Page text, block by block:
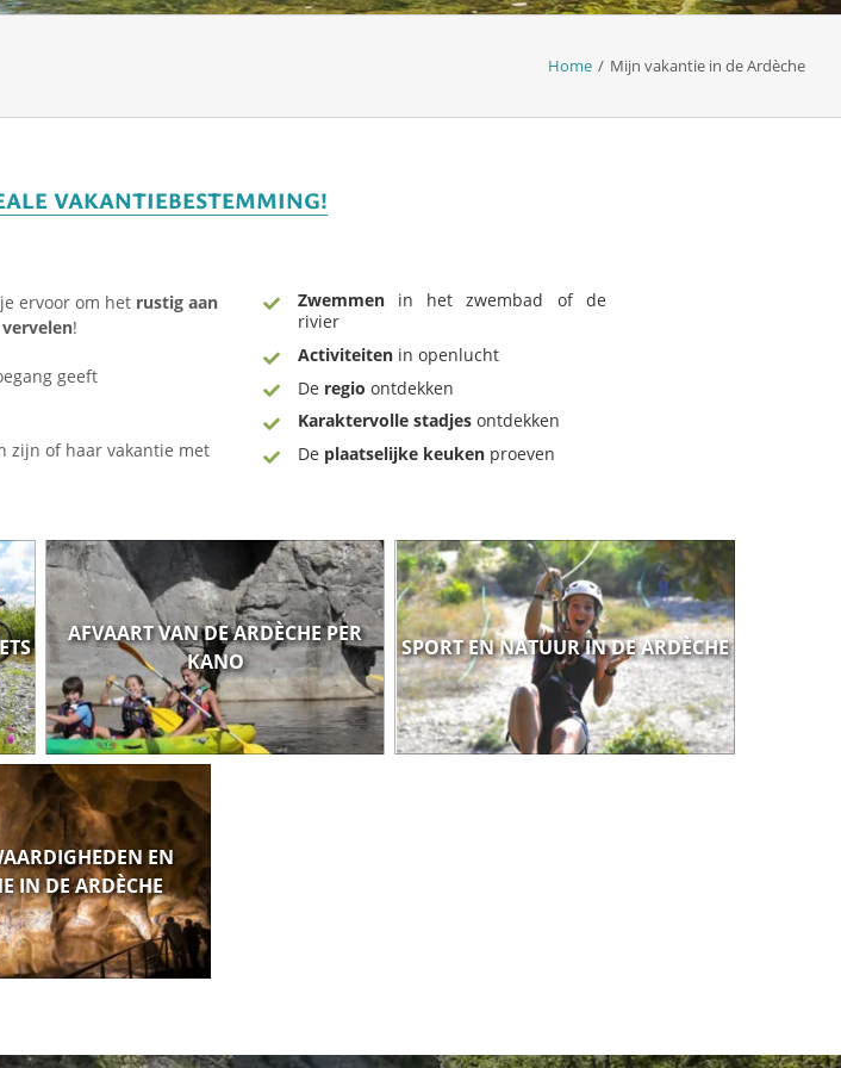
Home / Mijn vakantie in de Ardèche
VAKANTIEBESTEMMING!
ervoor om het rustig aan
!
geeft
zijn of haar vakantie met
Zwemmenin het zwembad of de
rivier
Activiteitenin openlucht
De regio ontdekken
Karaktervolle stadjesontdekken
De plaatselijke keukenproeven
AFVAART VAN DE ARDÈCHE PER
KANO
SPORT EN NATUUR IN DE ARDÈCHE
EN
IN DE ARDÈCHE